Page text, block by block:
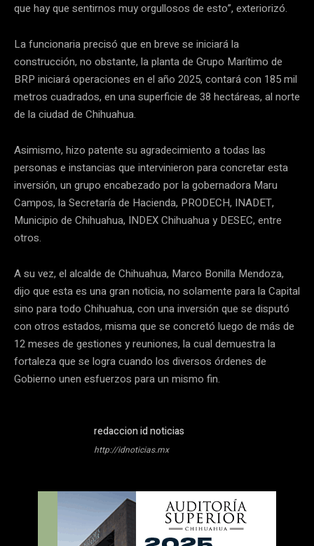
que hay que sentirnos muy orgullosos de esto”, exteriorizó.
La funcionaria precisó que en breve se iniciará la
construcción, no obstante, la planta de Grupo Marítimo de
BRP iniciará operaciones en el año 2025, contará con 185 mil
metros cuadrados, en una superficie de 38 hectáreas, al norte
de la ciudad de Chihuahua.
Asimismo, hizo patente su agradecimiento a todas las
personas e instancias que intervinieron para concretar esta
inversión, un grupo encabezado por la gobernadora Maru
Campos, la Secretaría de Hacienda, PRODECH, INADET,
Municipio de Chihuahua, INDEX Chihuahua y DESEC, entre
otros.
A su vez, el alcalde de Chihuahua, Marco Bonilla Mendoza,
dijo que esta es una gran noticia, no solamente para la Capital
sino para todo Chihuahua, con una inversión que se disputó
con otros estados, misma que se concretó luego de más de
12 meses de gestiones y reuniones, la cual demuestra la
fortaleza que se logra cuando los diversos órdenes de
Gobierno unen esfuerzos para un mismo fin.
redaccion id noticias
http://idnoticias.mx